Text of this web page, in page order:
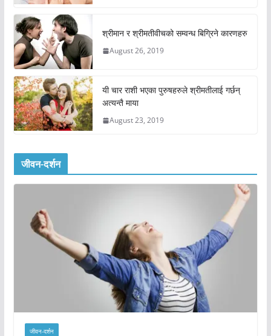
श्रीमान र श्रीमतीवीचको सम्वन्ध बिग्रिने कारणहरु
August 26, 2019
यी चार राशी भएका पुरुषहरुले श्रीमतीलाई गर्छन्
अत्यन्तै माया
August 23, 2019
जीवन-दर्शन
जीवन-दर्शन